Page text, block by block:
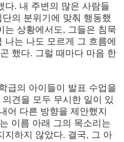
다. 내 주변의 많은 사람들
의 분위기에 맞춰 행동했
는 상황에서도, 그들은 침묵
나는 나도 모르게 그 흐름에
했다. 그럴 때마다 마음 한
급의 아이들이 발표 수업을
견을 모두 무시한 일이 있
어 다른 방향을 제안했지
이름 아래 그의 목소리는
지하지 않았다. 결국, 그 아